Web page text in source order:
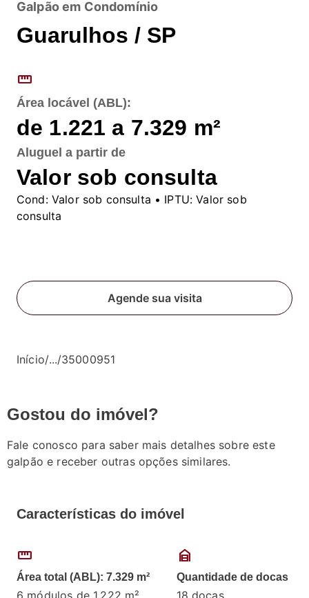
Galpão em Condomínio
Guarulhos / SP
straighten
Área locável (ABL):
de 1.221 a 7.329 m²
Aluguel a partir de
Valor sob consulta
Cond:Valor sob consulta • IPTU: Valor sob
consulta
Agende sua visita
Início/.../35000951
Gostou do imóvel?
Fale conosco para saber mais detalhes sobre este
galpão e receber outras opções similares.
Características do imóvel
straighten
Área total (ABL): 7.329 m²
6 módulos de 1.222 m²
garage_home
Quantidade de docas
18 docas